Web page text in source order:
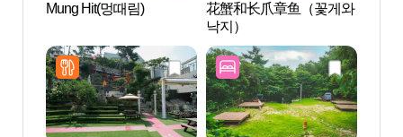
Mung Hit(멍때림)
花蟹和长爪章鱼（꽃게와
낙지）